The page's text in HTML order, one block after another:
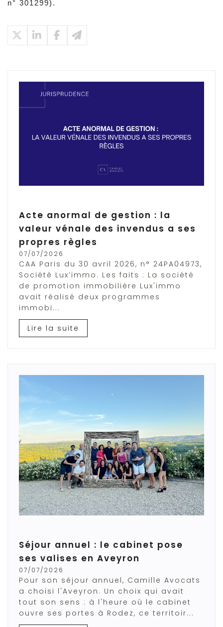
n° 301299).
Acte anormal de gestion : la
valeur vénale des invendus a ses
propres règles
07/07/2026
CAA Paris du 30 avril 2026, n° 24PA04973,
Société Lux’immo. Les faits : La société
de promotion immobilière Lux'immo
avait réalisé deux programmes
immobi...
Lire la suite
Séjour annuel : le cabinet pose
ses valises en Aveyron
07/07/2026
Pour son séjour annuel, Camille Avocats
a choisi l'Aveyron. Un choix qui avait
tout son sens : à l'heure où le cabinet
ouvre ses portes à Rodez, ce territoir...